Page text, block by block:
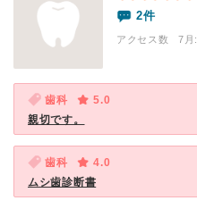
2件
アクセス数 7月:
歯科
5.0
親切です。
歯科
4.0
ムシ歯診断書